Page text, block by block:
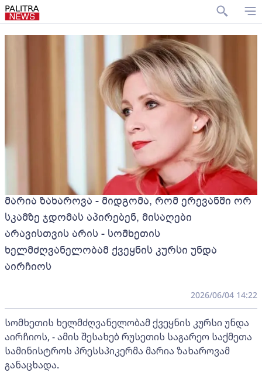
მარია ზახაროვა - მიდგომა, რომ ერევანში ორ
სკამზე ჯდომას აპირებენ, მისაღები
არავისთვის არის - სომხეთის
ხელმძღვანელობამ ქვეყნის კურსი უნდა
აირჩიოს
2026/06/04 14:22
სომხეთის ხელმძღვანელობამ ქვეყნის კურსი უნდა
აირჩიოს, - ამის შესახებ რუსეთის საგარეო საქმეთა
სამინისტროს პრესსპიკერმა მარია ზახაროვამ
განაცხადა.